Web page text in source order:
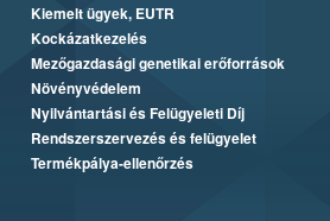
Kiemelt ügyek, EUTR
Kockázatkezelés
Mezőgazdasági genetikai erőforrások
Növényvédelem
Nyilvántartási és Felügyeleti Díj
Rendszerszervezés és felügyelet
Termékpálya-ellenőrzés